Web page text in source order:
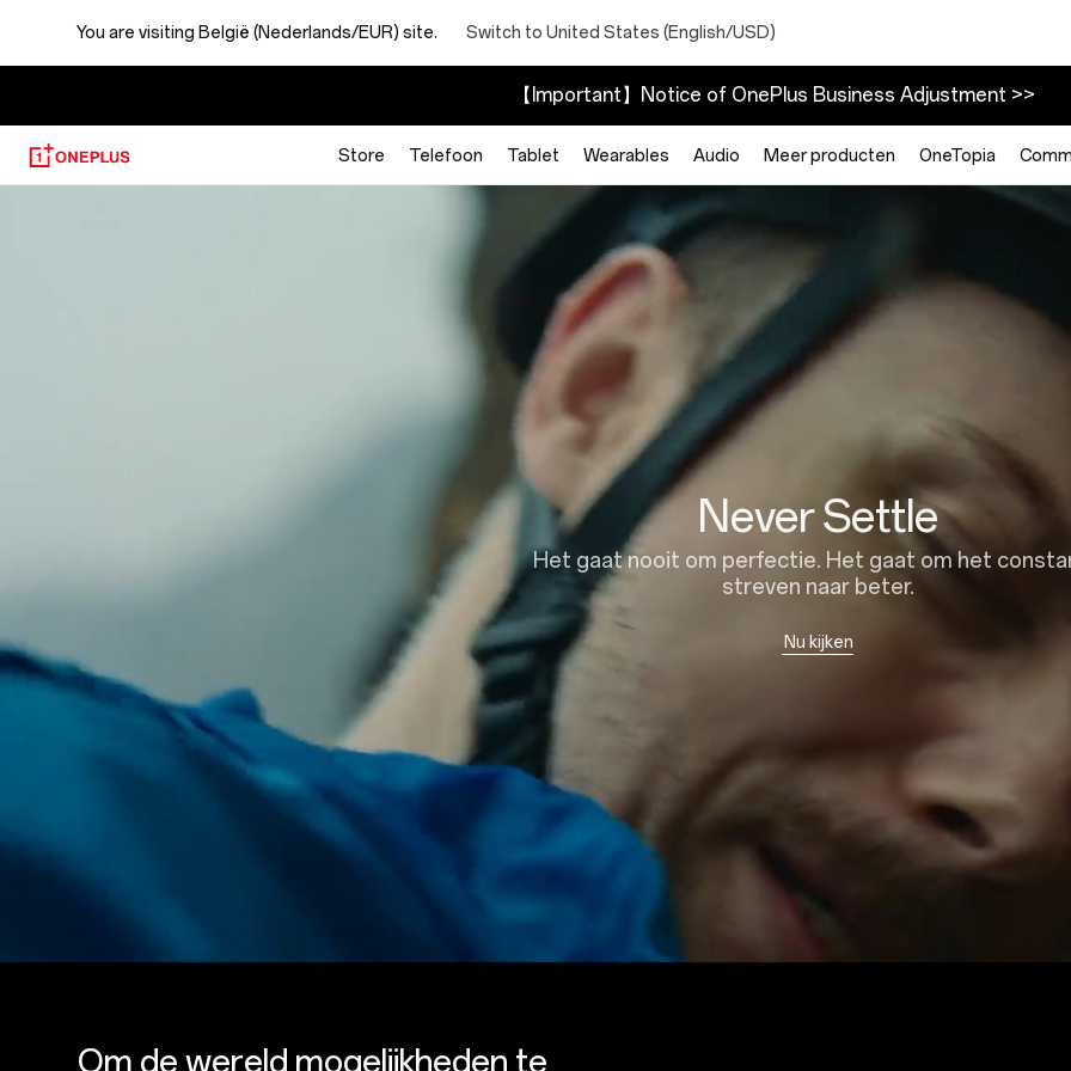
You are visiting België (Nederlands/EUR) site. Switch to United States (English/USD)
【Important】Notice of OnePlus Business Adjustment >>
Store Telefoon Tablet Wearables Audio Meer producten OneTopia
Never Settle
Het gaat nooit om perfectie. Het gaat om het
streven naar beter.
Nu kijken
Om de wereld mogelijkheden te